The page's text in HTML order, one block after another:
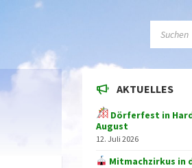
AKTUELLES
Dörferfest in
August
12. Juli 2026
Mitmachzirkus in